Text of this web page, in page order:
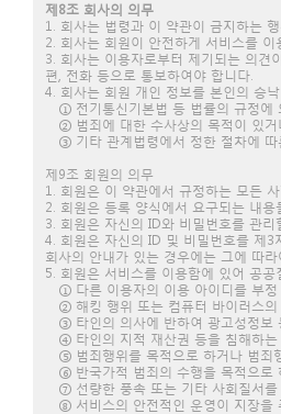
제8조 회사의 의무
1. 회사는 법령과 이 약관이 금지하는
2. 회사는 회원이 안전하게 서비스를
3. 회사는 이용자로부터 제기되는 의견
편, 전화 등으로 통보하여야 합니다.
4. 회사는 회원 개인 정보를 본인의 승
① 전기통신기본법 등 법률의 규정에
② 범죄에 대한 수사상의 목적이 있거
③ 기타 관계법령에서 정한 절차에 따
제9조 회원의 의무
1. 회원은 이 약관에서 규정하는 모든
2. 회원은 등록 양식에서 요구되는 내
3. 회원은 자신의 ID와 비밀번호를 관
4. 회원은 자신의 ID 및 비밀번호를 제
회사의 안내가 있는 경우에는 그에 따라
5. 회원은 서비스를 이용함에 있어 공
① 다른 이용자의 이용 아이디를 부정
② 해킹 행위 또는 컴퓨터 바이러스의
③ 타인의 의사에 반하여 광고성정보
④ 타인의 지적 재산권 등을 침해하는
⑤ 범죄행위를 목적으로 하거나 범죄
⑥ 반국가적 범죄의 수행을 목적으로
⑦ 선량한 풍속 또는 기타 사회질서를
⑧ 서비스의 안전적인 운영이 지장을